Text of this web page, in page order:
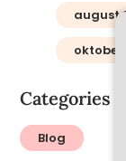
august
oktober
Categories
Blog